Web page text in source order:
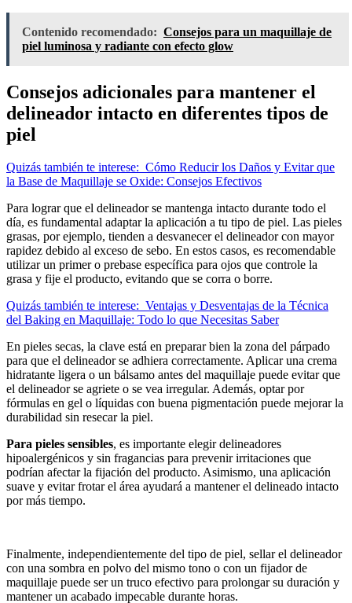
Contenido recomendado: Consejos para un maquillaje de
piel luminosa y radiante con efecto glow
Consejos adicionales para mantener el
delineador intacto en diferentes tipos de
piel
Quizás también te interese: Cómo Reducir los Daños y Evitar que
la Base de Maquillaje se Oxide: Consejos Efectivos
Para lograr que el delineador se mantenga intacto durante todo el
día, es fundamental adaptar la aplicación a tu tipo de piel. Las pieles
grasas, por ejemplo, tienden a desvanecer el delineador con mayor
rapidez debido al exceso de sebo. En estos casos, es recomendable
utilizar un primer o prebase específica para ojos que controle la
grasa y fije el producto, evitando que se corra o borre.
Quizás también te interese: Ventajas y Desventajas de la Técnica
del Baking en Maquillaje: Todo lo que Necesitas Saber
En pieles secas, la clave está en preparar bien la zona del párpado
para que el delineador se adhiera correctamente. Aplicar una crema
hidratante ligera o un bálsamo antes del maquillaje puede evitar que
el delineador se agriete o se vea irregular. Además, optar por
fórmulas en gel o líquidas con buena pigmentación puede mejorar la
durabilidad sin resecar la piel.
Para pieles sensibles, es importante elegir delineadores
hipoalergénicos y sin fragancias para prevenir irritaciones que
podrían afectar la fijación del producto. Asimismo, una aplicación
suave y evitar frotar el área ayudará a mantener el delineado intacto
por más tiempo.
Finalmente, independientemente del tipo de piel, sellar el delineador
con una sombra en polvo del mismo tono o con un fijador de
maquillaje puede ser un truco efectivo para prolongar su duración y
mantener un acabado impecable durante horas.